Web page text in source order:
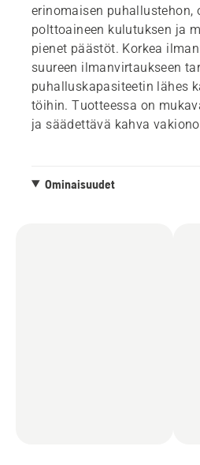
erinomaisen puhallustehon,
polttoaineen kulutuksen ja
pienet päästöt. Korkea
suureen ilmanvirtaukseen
puhalluskapasiteetin lähes
töihin. Tuotteessa on
ja säädettävä kahva
Ominaisuudet